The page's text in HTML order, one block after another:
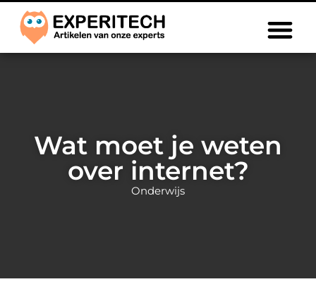
Wat moet je weten
over internet?
Onderwijs